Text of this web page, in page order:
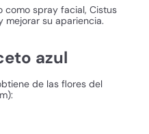
como spray facial, Cistus
mejorar su apariencia.
azul
de las flores del